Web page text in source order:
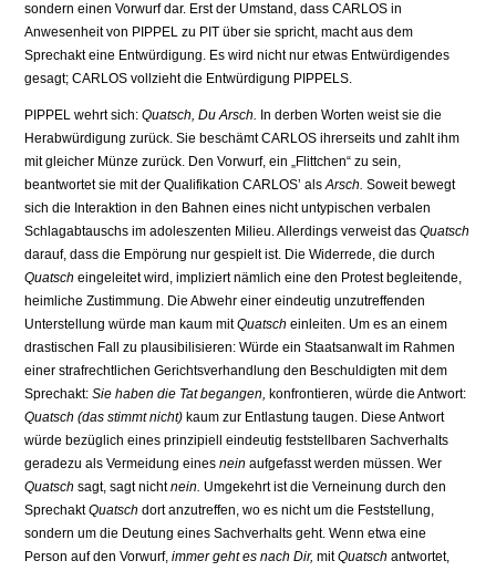
sondern einen Vorwurf dar. Erst der Umstand, dass CARLOS in
Anwesenheit von PIPPEL zu PIT über sie spricht, macht aus dem
Sprechakt eine Entwürdigung. Es wird nicht nur etwas Entwürdigendes
gesagt; CARLOS vollzieht die Entwürdigung PIPPELS.
PIPPEL wehrt sich: Quatsch, Du Arsch. In derben Worten weist sie die
Herabwürdigung zurück. Sie beschämt CARLOS ihrerseits und zahlt ihm
mit gleicher Münze zurück. Den Vorwurf, ein „Flittchen“ zu sein,
beantwortet sie mit der Qualifikation CARLOS’ alsArsch.Soweit bewegt
sich die Interaktion in den Bahnen eines nicht untypischen verbalen
Schlagabtauschs im adoleszenten Milieu. Allerdings verweist das Quatsch
darauf, dass die Empörung nur gespielt ist. Die Widerrede, die durch
Quatsch eingeleitet wird, impliziert nämlich eine den Protest begleitende,
heimliche Zustimmung. Die Abwehr einer eindeutig unzutreffenden
Unterstellung würde man kaum mitQuatsch einleiten. Um es an einem
drastischen Fall zu plausibilisieren: Würde ein Staatsanwalt im Rahmen
einer strafrechtli­chen Gerichtsverhandlung den Beschuldigten mit dem
Sprechakt: Sie haben die Tat be­gangen, konfrontieren, würde die Antwort:
Quatsch (das stimmt nicht) kaum zur Entlastung taugen. Diese Antwort
würde bezüglich eines prinzipiell eindeutig feststellbaren Sachver­halts
geradezu als Vermeidung eines nein aufgefasst werden müssen. Wer
Quatsch sagt, sagt nichtnein. Umgekehrt ist die Verneinung durch den
SprechaktQuatsch dort anzutref­fen, wo es nicht um die Feststellung,
sondern um die Deutung eines Sachverhalts geht. Wenn etwa eine
Person auf den Vorwurf, immer geht es nach Dir, mitQuatsch antwortet,